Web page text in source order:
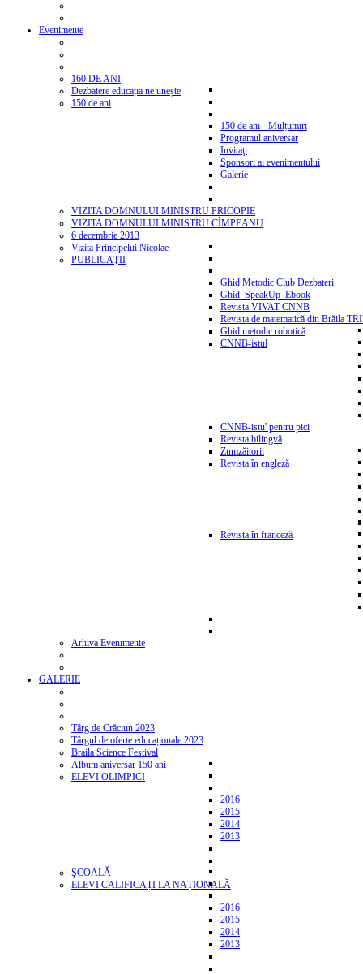
Evenimente
160 DE ANI
Dezbatere educația ne unește
150 de ani
150 de ani - Mulțumiri
Programul aniversar
Invitaţi
Sponsori ai evenimentului
Galerie
VIZITA DOMNULUI MINISTRU PRICOPIE
VIZITA DOMNULUI MINISTRU CÎMPEANU
6 decembrie 2013
Vizita Principelui Nicolae
PUBLICAŢII
Ghid Metodic Club Dezbateri
Ghid_SpeakUp_Ebook
Revista VIVAT CNNB
Revista de matematică din Brăila
Ghid metodic robotică
CNNB-istul
CNNB-istu' pentru pici
Revista bilingvă
Zumzăitorii
Revista în engleză
Revista în franceză
Arhiva Evenimente
GALERIE
Târg de Crăciun 2023
Târgul de oferte educaționale 2023
Braila Science Festival
Album aniversar 150 ani
ELEVI OLIMPICI
2016
2015
2014
2013
ŞCOALĂ
ELEVI CALIFICAȚI LA NAȚIONALĂ
2016
2015
2014
2013